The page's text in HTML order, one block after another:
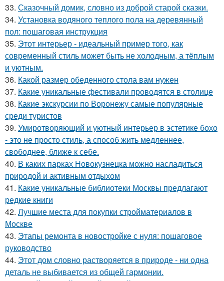
33. Сказочный домик, словно из доброй старой сказки.
34. Установка водяного теплого пола на деревянный
пол: пошаговая инструкция
35. Этот интерьер - идеальный пример того, как
современный стиль может быть не холодным, а тёплым
и уютным.
36. Какой размер обеденного стола вам нужен
37. Какие уникальные фестивали проводятся в столице
38. Какие экскурсии по Воронежу самые популярные
среди туристов
39. Умиротворяющий и уютный интерьер в эстетике бохо
- это не просто стиль, а способ жить медленнее,
свободнее, ближе к себе.
40. В каких парках Новокузнецка можно насладиться
природой и активным отдыхом
41. Какие уникальные библиотеки Москвы предлагают
редкие книги
42. Лучшие места для покупки стройматериалов в
Москве
43. Этапы ремонта в новостройке с нуля: пошаговое
руководство
44. Этот дом словно растворяется в природе - ни одна
деталь не выбивается из общей гармонии.